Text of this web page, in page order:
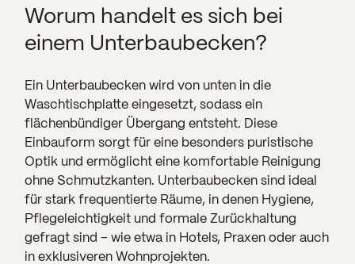
Worum handelt es sich bei
einem Unterbaubecken?
Ein Unterbaubecken wird von unten in die
Waschtischplatte eingesetzt, sodass ein
flächenbündiger Übergang entsteht. Diese
Einbauform sorgt für eine besonders puristische
Optik und ermöglicht eine komfortable Reinigung
ohne Schmutzkanten. Unterbaubecken sind ideal
für stark frequentierte Räume, in denen Hygiene,
Pflegeleichtigkeit und formale Zurückhaltung
gefragt sind – wie etwa in Hotels, Praxen oder auch
in exklusiveren Wohnprojekten.